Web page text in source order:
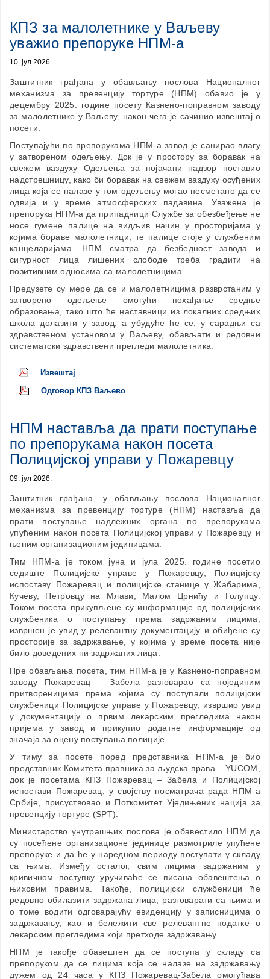
КПЗ за малолетнике у Ваљеву
уважио препоруке НПМ-а
10. јул 2026.
Заштитник грађана у обављању послова Националног
механизма за превенцију тортуре (НПМ) обавио је у
децембру 2025. године посету Казнено-поправном заводу
за малолетнике у Ваљеву, након чега је сачинио извештај о
посети.
Поступајући по препорукама НПМ-а завод је санирао влагу
у затвореном одељењу. Док је у простору за боравак на
свежем ваздуху Одељења за појачани надзор поставио
надстрешницу, како би боравак на свежем ваздуху осуђених
лица која се налазе у том одељењу могао несметано да се
одвија и у време атмосферских падавина. Уважена је
препорука НПМ-а да припадници Службе за обезбеђење не
носе гумене палице на видљив начин у просторијама у
којима бораве малолетници, те палице стоје у службеним
канцеларијама. НПМ сматра да безбедност завода и
сигурност лица лишених слободе треба градити на
позитивним односима са малолетницима.
Предузете су мере да се и малолетницима разврстаним у
затворено одељење омогући похађање средње
образовања, тако што ће наставници из локалних средњих
школа долазити у завод, а убудуће ће се, у сарадњи са
здравственом установом у Ваљеву, обављати и редовни
систематски здравствени прегледи малолетника.
Извештај
Одговор КПЗ Ваљево
НПМ наставља да прати поступање
по препорукама након посета
Полицијској управи у Пожаревцу
09. јул 2026.
Заштитник грађана, у обављању послова Националног
механизма за превенцију тортуре (НПМ) наставља да
прати поступање надлежних органа по препорукама
упућеним након посета Полицијској управи у Пожаревцу и
њеним организационим јединицама.
Тим НПМ-а је током јуна и јула 2025. године посетио
седиште Полицијске управе у Пожаревцу, Полицијску
испоставу Пожаревац и полицијске станице у Жабарима,
Кучеву, Петровцу на Млави, Малом Црнићу и Голупцу.
Током посета прикупљене су информације од полицијских
службеника о поступању према задржаним лицима,
извршен је увид у релевантну документацију и обиђене су
просторије за задржавање, у којима у време посета није
било доведених ни задржаних лица.
Пре обављања посета, тим НПМ-а је у Казнено-поправном
заводу Пожаревац – Забела разговарао са појединим
притвореницима према којима су поступали полицијски
службеници Полицијске управе у Пожаревцу, извршио увид
у документацију о првим лекарским прегледима након
пријема у завод и прикупио додатне информације од
значаја за оцену поступања полиције.
У тиму за посете поред представника НПМ-а је био
представник Комитета правника за људска права – YUCOM,
док је посетама КПЗ Пожаревац – Забела и Полицијској
испостави Пожаревац, у својству посматрача рада НПМ-а
Србије, присуствовао и Поткомитет Уједињених нација за
превенцију тортуре (SPT).
Министарство унутрашњих послова је обавестило НПМ да
су посећене организационе јединице размотриле упућене
препоруке и да ће у наредном периоду поступати у складу
са њима. Између осталог, свим лицима задржаним у
кривичном поступку уручивaће се писана обавештења о
њиховим правима. Такође, полицијски службеници ће
редовно обилазити задржана лица, разговарати са њима и
о томе водити одговарајућу евиденцију у записницима о
задржавању, као и бележити све релевантне податке о
лекарским прегледима који претходе задржавању.
НПМ је такође обавештен да се поступа у складу са
препоруком да се лицима која се налазе на задржавању
дужем од 24 часа у КПЗ Пожаревац-Забела омогућава